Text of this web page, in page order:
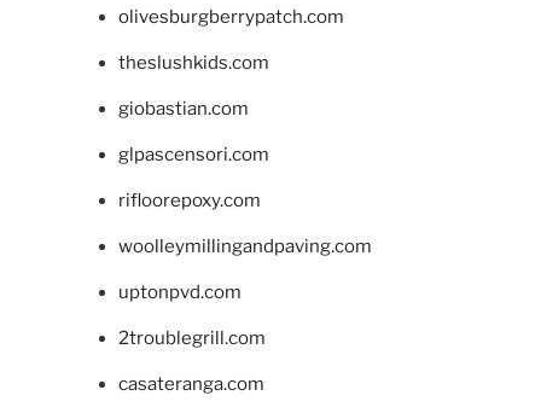
olivesburgberrypatch.com
theslushkids.com
giobastian.com
glpascensori.com
rifloorepoxy.com
woolleymillingandpaving.com
uptonpvd.com
2troublegrill.com
casateranga.com